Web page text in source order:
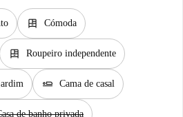
dresser Cómoda
dresser Roupeiro independente
airline_seat_flat Cama de casal
de banho privada